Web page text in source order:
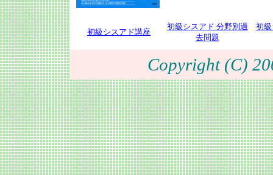
初級シスアド講座
初級シスアド 分野別過
去問題
初
Copyright (C)